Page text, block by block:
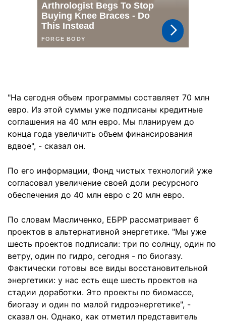
"На сегодня объем программы составляет 70 млн
евро. Из этой суммы уже подписаны кредитные
соглашения на 40 млн евро. Мы планируем до
конца года увеличить объем финансирования
вдвое", - сказал он.
По его информации, Фонд чистых технологий уже
согласовал увеличение своей доли ресурсного
обеспечения до 40 млн евро с 20 млн евро.
По словам Масличенко, ЕБРР рассматривает 6
проектов в альтернативной энергетике. "Мы уже
шесть проектов подписали: три по солнцу, один по
ветру, один по гидро, сегодня - по биогазу.
Фактически готовы все виды восстановительной
энергетики: у нас есть еще шесть проектов на
стадии доработки. Это проекты по биомассе,
биогазу и один по малой гидроэнергетике", -
сказал он. Однако, как отметил представитель